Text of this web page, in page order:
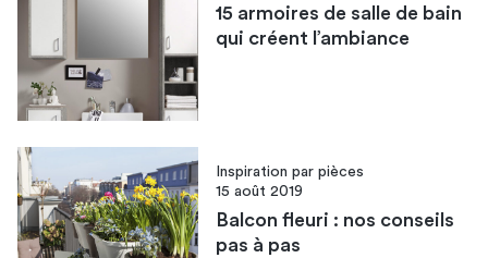
15 armoires de salle de bain
qui créent l’ambiance
Inspiration par pièces
15 août 2019
Balcon fleuri : nos conseils
pas à pas